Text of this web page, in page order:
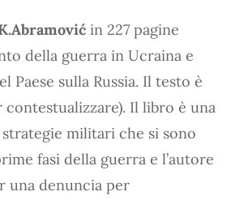
in 227 pagine
della guerra in Ucraina e
Paese sulla Russia. Il testo è
contestualizzare). Il libro è una
militari che si sono
fasi della guerra e l’autore
una denuncia per